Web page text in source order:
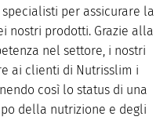
per assicurare la
nostri prodotti. Grazie alla
nel settore, i nostri
ai clienti di Nutrisslim i
così lo status di una
della nutrizione e degli